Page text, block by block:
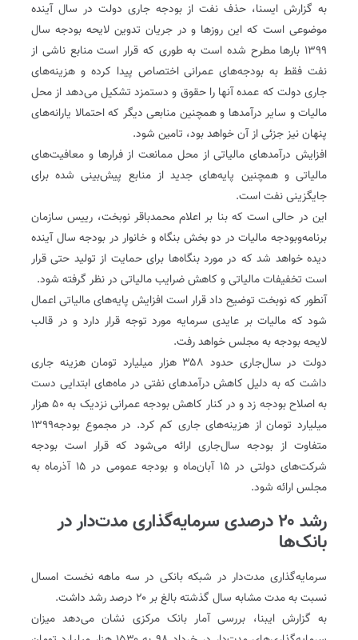
به گزارش ایسنا، حذف نفت از بودجه جاری دولت در سال آینده
موضوعی است که این روزها و در جریان تدوین لایحه بودجه سال
۱۳۹۹ بارها مطرح شده است به طوری که قرار است منابع ناشی از
نفت فقط به بودجه‌های عمرانی اختصاص پیدا کرده و هزینه‌های
جاری دولت که عمده آنها را حقوق و دستمزد تشکیل می‌دهد از محل
مالیات و سایر درآمدها و همچنین منابعی دیگر که احتمالا یارانه‌های
پنهان نیز جزئی از آن خواهد بود، تامین شود.
افزایش درآمدهای مالیاتی از محل ممانعت از فرارها و معافیت‌های
مالیاتی و همچنین پایه‌های جدید از منابع پیش‌بینی شده برای
جایگزینی نفت است.
این در حالی است که بنا بر اعلام محمدباقر نوبخت، رییس سازمان
برنامه‌و‌بودجه مالیات در دو بخش بنگاه و خانوار در بودجه سال آینده
دیده خواهد شد که در مورد بنگاه‌ها برای حمایت از تولید حتی قرار
است تخفیفات مالیاتی و کاهش ضرایب مالیاتی در نظر گرفته شود.
آنطور که نوبخت توضیح داد قرار است افزایش پایه‌های مالیاتی اعمال
شود که مالیات بر عایدی سرمایه مورد توجه قرار دارد و در قالب
لایحه بودجه به مجلس خواهد رفت.
دولت در سال‌جاری حدود ۳۵۸ هزار میلیارد تومان هزینه جاری
داشت که به دلیل کاهش درآمدهای نفتی در ماه‌های ابتدایی دست
به اصلاح بودجه زد و در کنار کاهش بودجه عمرانی نزدیک به ۵۰ هزار
میلیارد تومان از هزینه‌های جاری کم کرد. در مجموع بودجه۱۳۹۹
متفاوت از بودجه سال‌جاری ارائه می‌شود که قرار است بودجه
شرکت‌های دولتی در ۱۵ آبان‌ماه و بودجه عمومی در ۱۵ آذرماه به
مجلس ارائه شود.
رشد ۲۰ درصدی سرمایه‌گذاری مدت‌دار در
بانک‌ها
سرمایه‌گذاری مدت‌دار در شبکه بانکی در سه ماهه نخست امسال
نسبت به مدت مشابه سال گذشته بالغ بر ۲۰ درصد رشد داشت.
به گزارش ایبنا، بررسی آمار بانک مرکزی نشان می‌دهد میزان